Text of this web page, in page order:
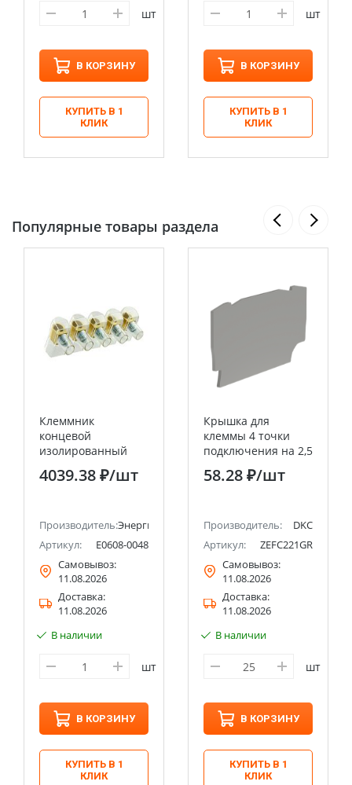
шт
В КОРЗИНУ
КУПИТЬ В 1
КЛИК
шт
В КОРЗИНУ
КУПИТЬ В 1
КЛИК
Популярные товары раздела
Клеммник
концевой
изолированный
TTB-04 16mm (20/
уп) ЭНЕРГИЯ
4039.38 ₽/шт
Производитель:Энергия
Артикул:
Е0608-0048
Самовывоз:
11.08.2026
Доставка:
11.08.2026
В наличии
шт
В КОРЗИНУ
КУПИТЬ В 1
КЛИК
Крышка для
клеммы 4 точки
подключения на 2,5
кв.мм DKC
58.28 ₽/шт
Производитель:
DKC
Артикул:
ZEFC221GR
Самовывоз:
11.08.2026
Доставка:
11.08.2026
В наличии
шт
В КОРЗИНУ
КУПИТЬ В 1
КЛИК